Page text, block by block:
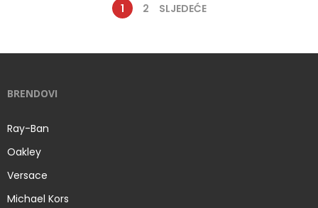
1 2 SLJEDEĆE
BRENDOVI
Ray-Ban
Oakley
Versace
Michael Kors